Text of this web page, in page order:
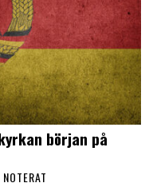
början på
NOTERAT